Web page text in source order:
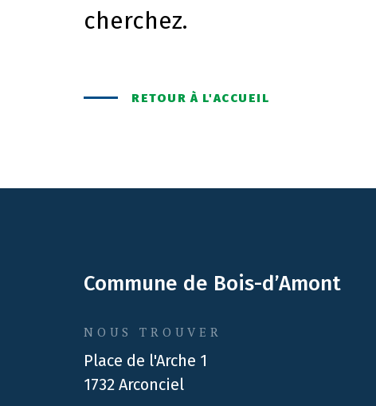
cherchez.
RETOUR À L'ACCUEIL
Commune de Bois-d’Amont
NOUS TROUVER
Place de l'Arche 1
1732 Arconciel